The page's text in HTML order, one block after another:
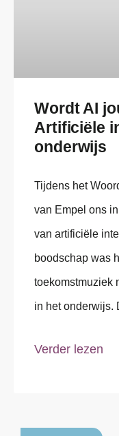
Wordt AI
Artificiële
onderwijs
Tijdens het
van Empel ons
van artificiële
boodschap was
toekomstmuziek
in het onderwijs.
Verder lezen